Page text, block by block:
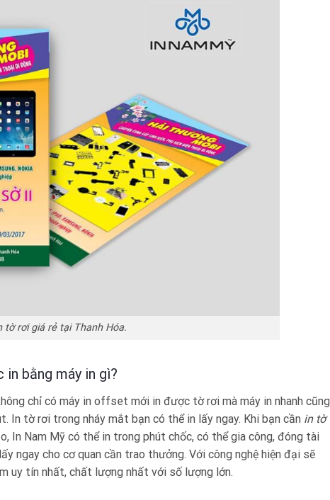
tờ rơi giá rẻ tại Thanh Hóa.
bằng máy in gì?
chỉ có máy in offset mới in được tờ rơi mà máy in nhanh cũng
In tờ rơi trong nháy mắt bạn có thể in lấy ngay. Khi bạn cần in tờ
In Nam Mỹ có thể in trong phút chốc, có thể gia công, đóng tài
ngay cho cơ quan cần trao thưởng. Với công nghệ hiện đại sẽ
uy tín nhất, chất lượng nhất với số lượng lớn.